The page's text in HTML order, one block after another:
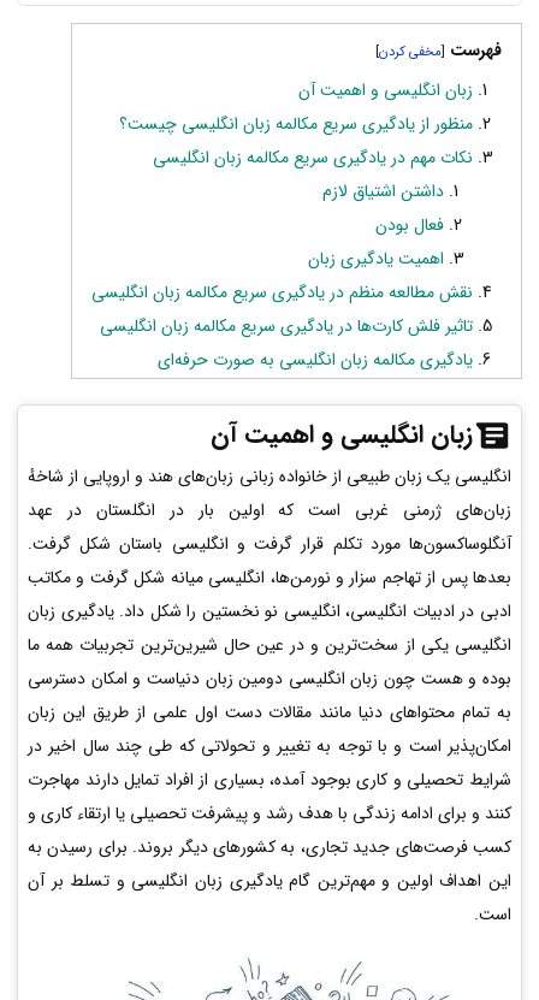
فهرست [
]
زبان انگلیسی و اهمیت آن
منظور از یادگیری سریع مکالمه زبان انگلیسی چیست؟
نکات مهم در یادگیری سریع مکالمه زبان انگلیسی
داشتن اشتیاق لازم
فعال بودن
اهمیت یادگیری زبان
نقش مطالعه منظم در یادگیری سریع مکالمه زبان انگلیسی
تاثیر فلش کارت‌ها در یادگیری سریع مکالمه زبان انگلیسی
یادگیری مکالمه زبان انگلیسی به صورت حرفه‌ای
زبان انگلیسی و اهمیت آن
انگلیسی یک زبان طبیعی از خانواده زبانی زبان‌های هند و اروپایی از شاخهٔ
زبان‌های ژرمنی غربی است که اولین بار در انگلستان در عهد
آنگلوساکسون‌ها مورد تکلم قرار گرفت و انگلیسی باستان شکل گرفت.
بعدها پس از تهاجم سزار و نورمن‌ها، انگلیسی میانه شکل گرفت و مکاتب
ادبی در ادبیات انگلیسی، انگلیسی نو نخستین را شکل داد. یادگیری زبان
انگلیسی یکی از سخت‌ترین و در عین حال شیرین‌ترین تجربیات همه ما
بوده و هست چون زبان انگلیسی دومین زبان دنیاست و امکان دسترسی
به تمام محتواهای دنیا مانند مقالات دست اول علمی از طریق این زبان
امکان‌پذیر است و با توجه به تغییر و تحولاتی که طی چند سال اخیر در
شرایط تحصیلی و کاری بوجود آمده، بسیاری از افراد تمایل دارند مهاجرت
کنند و برای ادامه زندگی با هدف رشد و پیشرفت تحصیلی یا ارتقاء کاری و
کسب فرصت‌های جدید تجاری، به کشورهای دیگر بروند. برای رسیدن به
این اهداف اولین و مهم‌ترین گام یادگیری زبان انگلیسی و تسلط بر آن
است.